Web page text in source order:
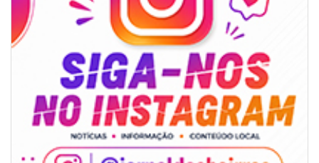
05/08/2026 | 14:41
Voz do litoral em Brasília: Joab da Pesca foca campanha na infraestrutura
e defesa dos pescadores da AMFRI
ITAPEMA